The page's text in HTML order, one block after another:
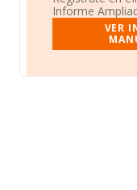
Informe
VER